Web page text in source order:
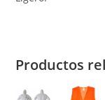
Productos